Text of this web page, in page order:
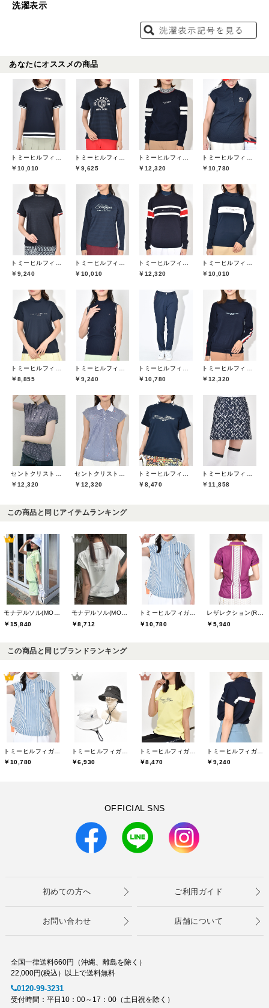
洗濯表示
あなたにオススメの商品
￥10,010
￥9,625
￥12,320
￥10,780
￥9,240
￥10,010
￥12,320
￥10,010
￥8,855
￥9,240
￥10,780
￥12,320
￥12,320
￥12,320
￥8,470
￥11,858
この商品と同じアイテムランキング
モナデルソル(MONA DELSOL)
￥15,840
モナデルソル(MONA DELSOL)
￥8,712
トミーヒルフィガーゴルフ(TOMMY HILFIGER GOLF)
￥10,780
レザレクション(Resurrection)
￥5,940
この商品と同じブランドランキング
￥10,780
￥6,930
￥8,470
￥9,240
OFFICIAL SNS
初めての方へ ご利用ガイド
お問い合わせ 店舗について
全国一律送料660円（沖縄、離島を除く）
22,000円(税込）以上で送料無料
0120-99-3231
受付時間：平日10：00～17：00（土日祝を除く）